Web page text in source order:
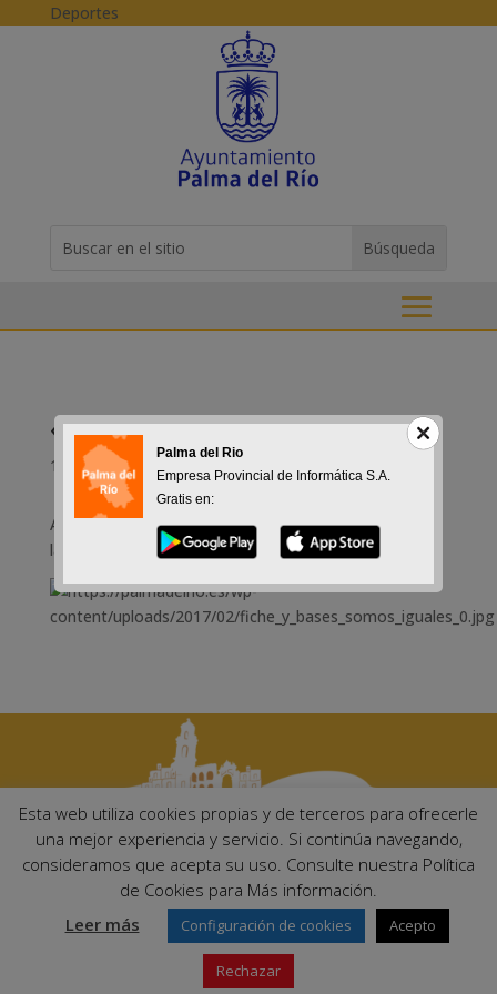
Skip to content
Deportes
for...
«Somos Iguales»
10-02-2017
Actividad para el fomento de las nuevas tecnologías y
la igualdad de oportunidades
Ayuntamiento de Palma del Río. Plaza Mayor de Andalucía, 1 C.P:
14700 – Palma del Río (Córdoba)
Email:
ayuntamiento@palmadelrio.es
Teléfono: 957 71 02 44 | Fax: 957 64 47 39
Esta web utiliza cookies propias y de terceros para ofrecerle
una mejor experiencia y servicio. Si continúa navegando,
consideramos que acepta su uso. Consulte nuestra Política
de Cookies para Más información.
Leer más
Configuración de cookies Acepto
Rechazar
Palma del Rio
Empresa Provincial de Informática S.A.
Gratis en: